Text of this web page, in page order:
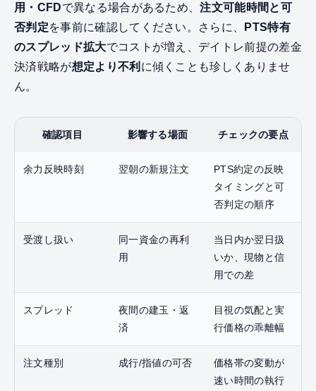
用・CFDで異なる場合があるため、注文可能時間と可
否判定を事前に確認してください。さらに、
PTS特有
のスプレッド拡大でコストが増え、デイトレ前提の差金
決済戦略が想定より不利 に傾くことも珍しくありませ
ん。
確認項目 影響する場面 チェックの要点
余力反映時刻 翌朝の新規注文
PTS約定の反映
タイミングと可
否判定の順序
受渡し扱い
同一資金の再利
用
当日内か翌日扱
いか、現物と信
用での差
スプレッド
夜間の建玉・返
済
目視の気配と実
行価格の乖離幅
注文種別 成行/指値の可否
価格帯の変動が
速い時間の執行